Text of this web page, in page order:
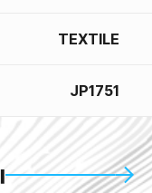
TEXTILE
JP1751